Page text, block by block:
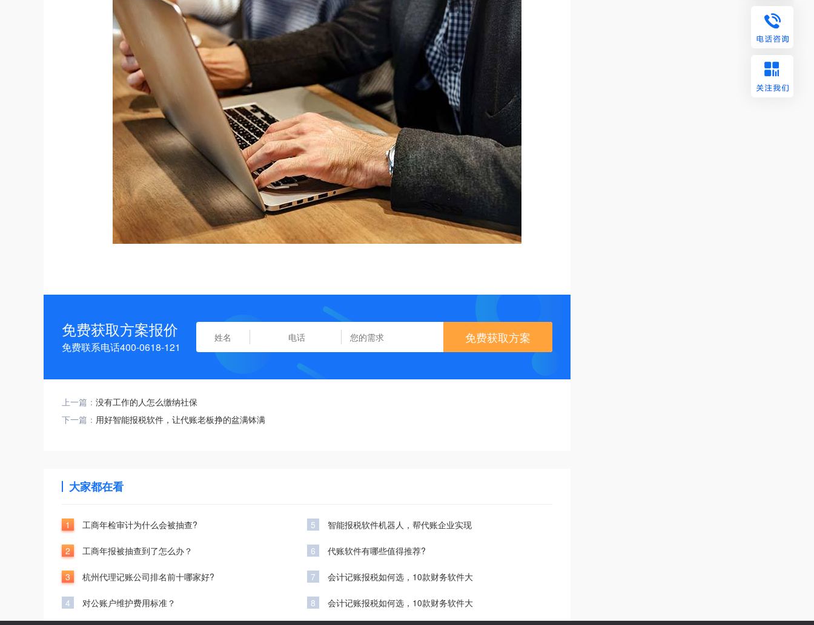
免费获取方案报价
免费联系电话400-0618-121
免费获取方案
上一篇： 没有工作的人怎么缴纳社保
下一篇： 用好智能报税软件，让代账老板挣的盆满钵满
大家都在看
1 工商年检审计为什么会被抽查?
2 工商年报被抽查到了怎么办？
3 杭州代理记账公司排名前十哪家好?
4 对公账户维护费用标准？
5 智能报税软件机器人，帮代账企业实现
6 代账软件有哪些值得推荐?
7 会计记账报税如何选，10款财务软件大
8 会计记账报税如何选，10款财务软件大